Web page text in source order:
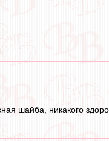
шайба, никакого